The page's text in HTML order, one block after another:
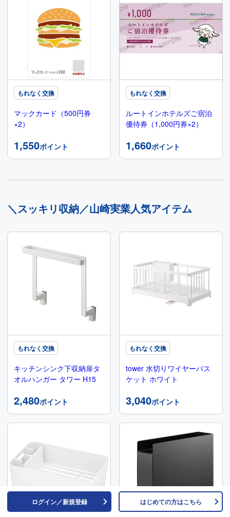
ログイン／新規登録 はじめての方はこちら
もれなく交換
マックカード（500円券
×2）
1,550ポイント
もれなく交換
ルートインホテルズご宿泊
優待券（1,000円券×2）
1,660ポイント
＼スッキリ収納／山崎実業人気アイテム
もれなく交換
キッチンシンク下収納扉タ
オルハンガー タワー H15
2,480ポイント
もれなく交換
tower 水切りワイヤーバス
ケット ホワイト
3,040ポイント